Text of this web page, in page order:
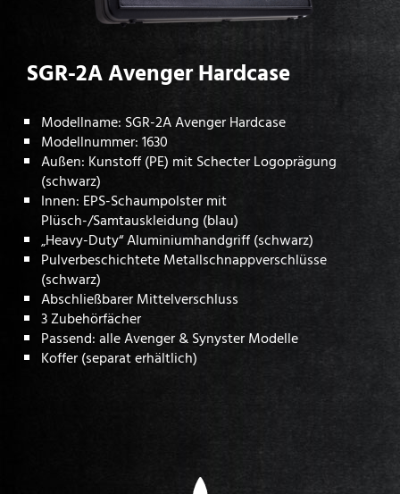
SGR-2A Avenger Hardcase
Modellname: SGR-2A Avenger Hardcase
Modellnummer: 1630
Außen: Kunstoff (PE) mit Schecter Logoprägung
(schwarz)
Innen: EPS-Schaumpolster mit
Plüsch-/Samtauskleidung (blau)
„Heavy-Duty“ Aluminiumhandgriff (schwarz)
Pulverbeschichtete Metallschnappverschlüsse
(schwarz)
Abschließbarer Mittelverschluss
3 Zubehörfächer
Passend: alle Avenger & Synyster Modelle
Koffer (separat erhältlich)